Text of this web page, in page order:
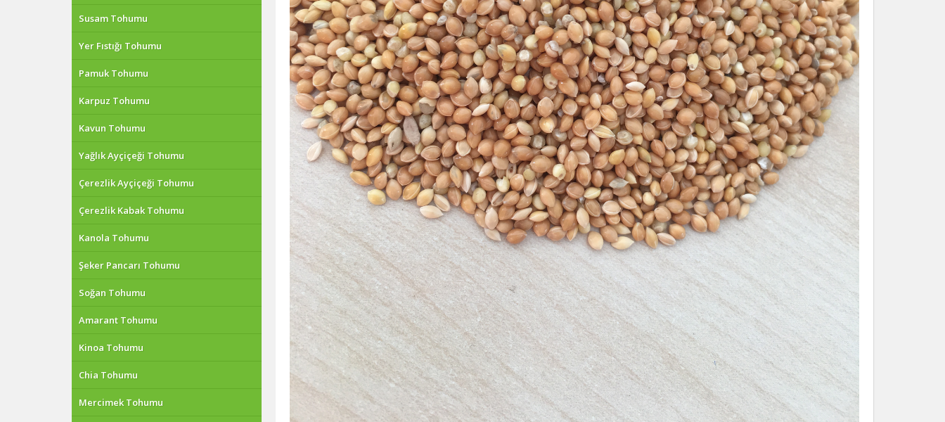
Susam Tohumu
Yer Fıstığı Tohumu
Pamuk Tohumu
Karpuz Tohumu
Kavun Tohumu
Yağlık Ayçiçeği Tohumu
Çerezlik Ayçiçeği Tohumu
Çerezlik Kabak Tohumu
Kanola Tohumu
Şeker Pancarı Tohumu
Soğan Tohumu
Amarant Tohumu
Kinoa Tohumu
Chia Tohumu
Mercimek Tohumu